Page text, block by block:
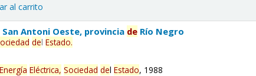
al carrito
Antoni Oeste, provincia de Río Negro
delEstado.
Energía Eléctrica, Sociedad delEstado, 1988